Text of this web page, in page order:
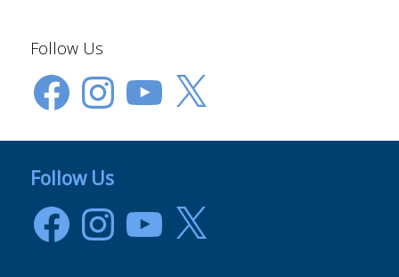
Follow Us
FacebookInstagramYouTube
X
Follow Us
FacebookInstagramYouTube
X